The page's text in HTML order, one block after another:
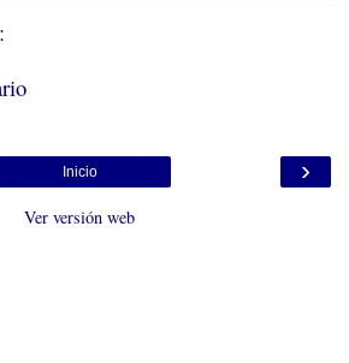
›
Inicio
Ver versión web